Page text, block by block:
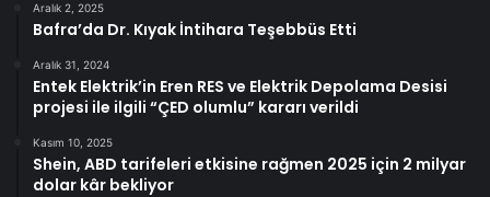
Aralık 2, 2025
Bafra’da Dr. Kıyak İntihara Teşebbüs Etti
Aralık 31, 2024
Entek Elektrik’in Eren RES ve Elektrik Depolama Desisi
projesi ile ilgili “ÇED olumlu” kararı verildi
Kasım 10, 2025
Shein, ABD tarifeleri etkisine rağmen 2025 için 2 milyar
dolar kâr bekliyor